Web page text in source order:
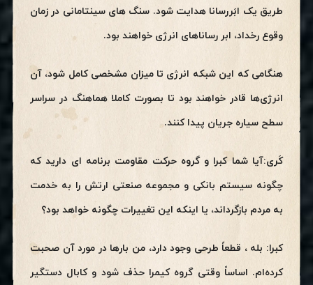
طریق یک ابَررسانا هدایت شود. سنگ های سینتامانی در زمان
وقوع رخداد، ابر رساناهای انرژی خواهند بود.
هنگامی که این شبکه انرژی تا میزان مشخصی کامل شود، آن
انرژی‌ها قادر خواهند بود تا بصورت کاملا هماهنگ در سراسر
سطح سیاره جریان پیدا کنند.
کَری:آیا شما کبرا و گروه حرکت مقاومت برنامه ای دارید که
چگونه سیستم بانکی و مجموعه صنعتی ارتش را به خدمت
به مردم بازگرداند، یا اینکه این تغییرات چگونه خواهد بود؟
کبرا: بله ، قطعاً طرحی وجود دارد، من بارها در مورد آن صحبت
کرده‌ام. اساساً وقتی گروه کیمرا حذف شود و کابال دستگیر